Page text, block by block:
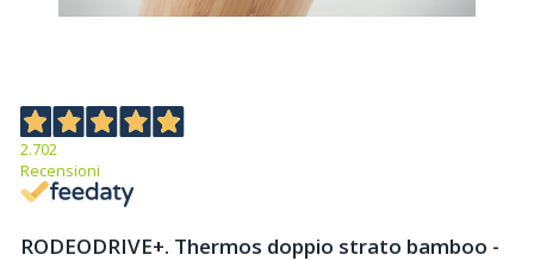
2.702
Recensioni
RODEODRIVE+. Thermos doppio strato bamboo -